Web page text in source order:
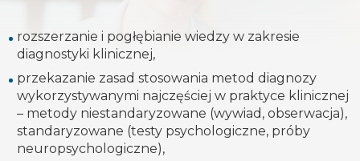
rozszerzanie i pogłębianie wiedzy w zakresie
diagnostyki klinicznej,
przekazanie zasad stosowania metod diagnozy
wykorzystywanymi najczęściej w praktyce klinicznej
– metody niestandaryzowane (wywiad, obserwacja),
standaryzowane (testy psychologiczne, próby
neuropsychologiczne),